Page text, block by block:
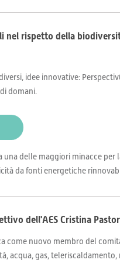
nel rispetto della
idee innovative:
domani.
delle maggiori minacce
da fonti energetiche
dell'AES Cristina
come nuovo membro del
acqua, gas,